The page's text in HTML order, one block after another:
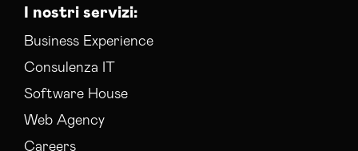
I nostri servizi:
Business Experience
Consulenza IT
Software House
Web Agency
Careers